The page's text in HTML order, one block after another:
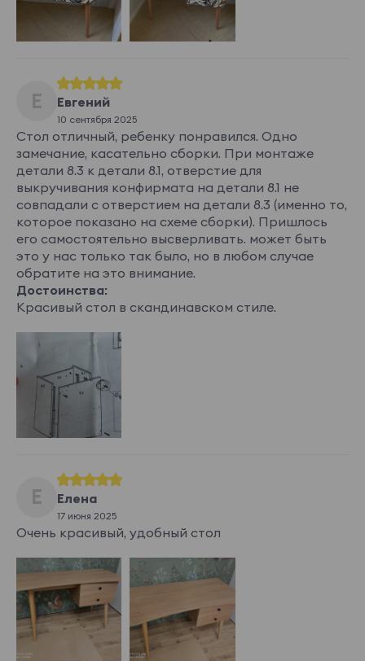
Е Евгений
10 сентября 2025
Стол отличный, ребенку понравился. Одно
замечание, касательно сборки. При монтаже
детали 8.3 к детали 8.1, отверстие для
выкручивания конфирмата на детали 8.1 не
совпадали с отверстием на детали 8.3 (именно то,
которое показано на схеме сборки). Пришлось
его самостоятельно высверливать. может быть
это у нас только так было, но в любом случае
обратите на это внимание.
Достоинства:
Красивый стол в скандинавском стиле.
Е Елена
17 июня 2025
Очень красивый, удобный стол